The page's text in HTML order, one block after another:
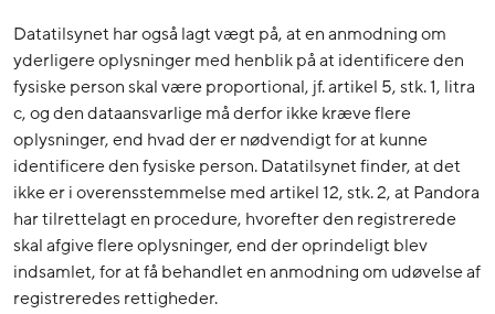
Datatilsynet har også lagt vægt på, at en anmodning om
yderligere oplysninger med henblik på at identificere den
fysiske person skal være proportional, jf. artikel 5, stk. 1, litra
c, og den dataansvarlige må derfor ikke kræve flere
oplysninger, end hvad der er nødvendigt for at kunne
identificere den fysiske person. Datatilsynet finder, at det
ikke er i overensstemmelse med artikel 12, stk. 2, at Pandora
har tilrettelagt en procedure, hvorefter den registrerede
skal afgive flere oplysninger, end der oprindeligt blev
indsamlet, for at få behandlet en anmodning om udøvelse af
registreredes rettigheder.